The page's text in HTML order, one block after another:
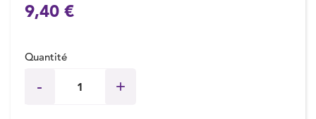
9,40 €
Quantité